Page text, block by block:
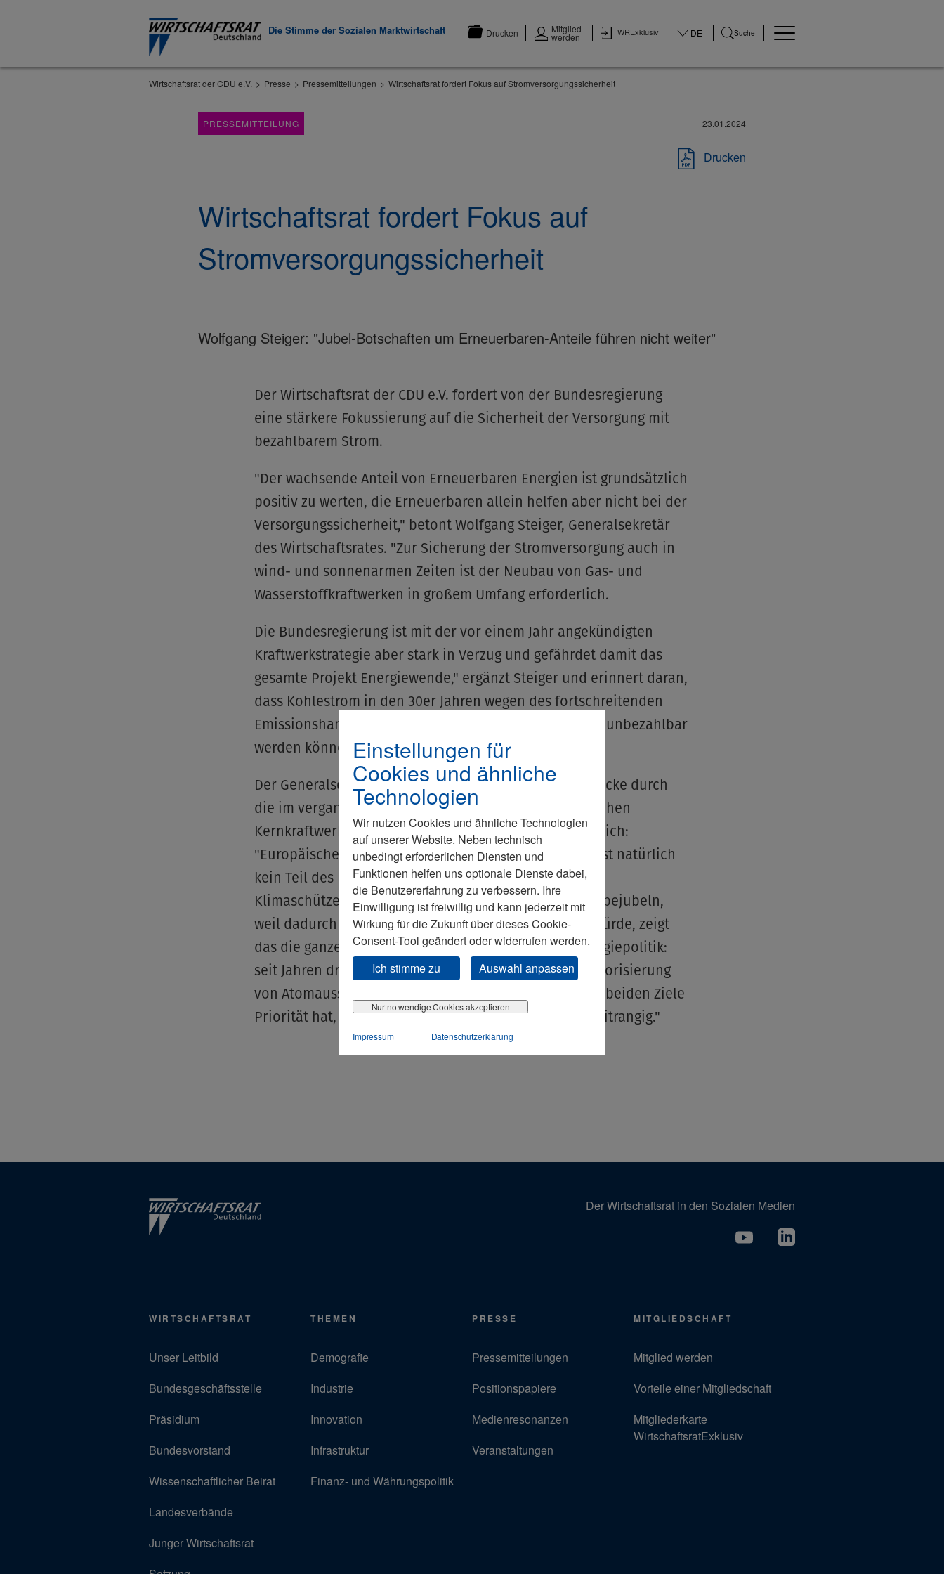
Einstellungen für
Cookies und ähnliche
Technologien
Wir nutzen Cookies und ähnliche Technologien
auf unserer Website. Neben technisch
unbedingt erforderlichen Diensten und
Funktionen helfen uns optionale Dienste dabei,
die Benutzererfahrung zu verbessern. Ihre
Einwilligung ist freiwillig und kann jederzeit mit
Wirkung für die Zukunft über dieses Cookie-
Consent-Tool geändert oder widerrufen werden.
Ich stimme zu
Auswahl anpassen
Nur notwendige Cookies akzeptieren
Impressum Datenschutzerklärung
Die Stimme der Sozialen Marktwirtschaft Drucken Mitglied
werden WRExklusiv DE Suche
Wirtschaftsrat der CDU e.V. Presse Pressemitteilungen Wirtschaftsrat fordert Fokus auf Stromversorgungssicherheit
PRESSEMITTEILUNG 23.01.2024
Drucken
Wirtschaftsrat fordert Fokus auf
Stromversorgungssicherheit
Wolfgang Steiger: "Jubel-Botschaften um Erneuerbaren-Anteile führen nicht weiter"
Der Wirtschaftsrat der CDU e.V. fordert von der Bundesregierung
eine stärkere Fokussierung auf die Sicherheit der Versorgung mit
bezahlbarem Strom.
"Der wachsende Anteil von Erneuerbaren Energien ist grundsätzlich
positiv zu werten, die Erneuerbaren allein helfen aber nicht bei der
Versorgungssicherheit," betont Wolfgang Steiger, Generalsekretär
des Wirtschaftsrates. "Zur Sicherung der Stromversorgung auch in
wind- und sonnenarmen Zeiten ist der Neubau von Gas- und
Wasserstoffkraftwerken in großem Umfang erforderlich.
Die Bundesregierung ist mit der vor einem Jahr angekündigten
Kraftwerkstrategie aber stark in Verzug und gefährdet damit das
gesamte Projekt Energiewende," ergänzt Steiger und erinnert daran,
dass Kohlestrom in den 30er Jahren wegen des fortschreitenden
Emissionshandels für Industrie und Privatverbraucher unbezahlbar
werden könne.
Der Generalsekretär verweist auch auf die Kapazitätslücke durch
die im vergangenen Jahr abgeschalteten letzten deutschen
Kernkraftwerke und die Atomstromimporte aus Frankreich:
"Europäischer Stromhandel über die Grenzen hinweg ist natürlich
kein Teil des Problems, sondern Teil der Lösung. Wenn
Klimaschützer aber Atomstromimporte aus Frankreich bejubeln,
weil dadurch der Import von fossilem Strom unnötig würde, zeigt
das die ganze Widersprüchlichkeit der deutschen Energiepolitik:
seit Jahren drückt sich die Bundesregierung vor der Priorisierung
von Atomausstieg und Klimaschutz, Wenn eines dieser beiden Ziele
Priorität hat, ist das andere Ziel notwendigerweise zweitrangig."
Der Wirtschaftsrat in den Sozialen Medien
WIRTSCHAFTSRAT
Unser Leitbild
Bundesgeschäftsstelle
Präsidium
Bundesvorstand
Wissenschaftlicher Beirat
Landesverbände
Junger Wirtschaftsrat
THEMEN
Demografie
Industrie
Innovation
Infrastruktur
Finanz- und Währungspolitik
PRESSE
Pressemitteilungen
Positionspapiere
Medienresonanzen
Veranstaltungen
MITGLIEDSCHAFT
Mitglied werden
Vorteile einer Mitgliedschaft
Mitgliederkarte
WirtschaftsratExklusiv